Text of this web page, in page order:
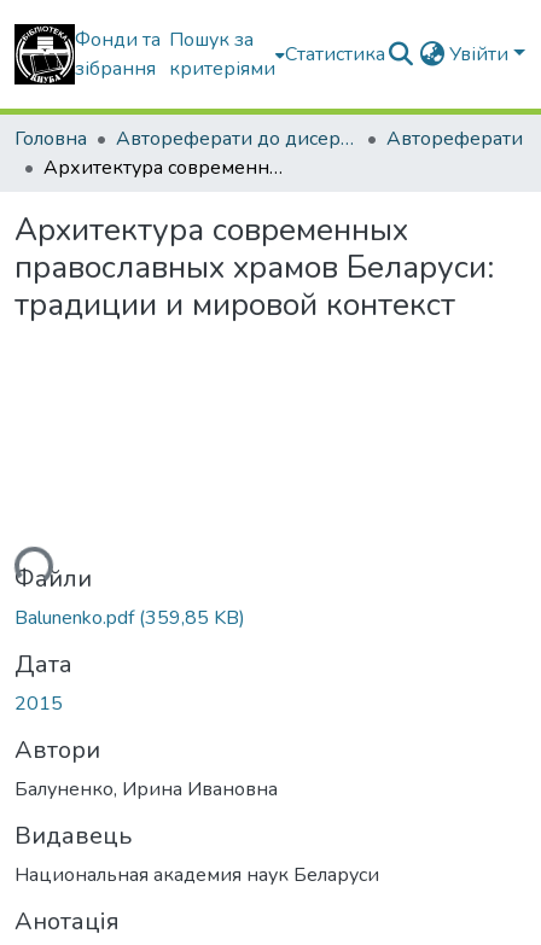
Фонди та
зібрання
Пошук за
критеріями
Статистика Увійти
Головна Автореферати до дисертацій
Автореферати
Архитектура современных православных храмов Беларуси: традиции и мировой контекст
Архитектура современных
православных храмов Беларуси:
традиции и мировой контекст
Файли
Balunenko.pdf(359,85 KB)
Дата
2015
Автори
Балуненко, Ирина Ивановна
Видавець
Национальная академия наук Беларуси
Анотація